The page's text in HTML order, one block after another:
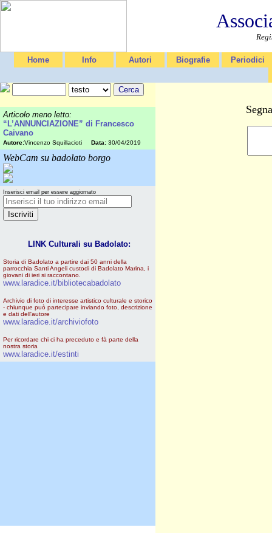
Home Info Autori Biografie Periodici
Articolo meno letto:
“L’ANNUNCIAZIONE” di Francesco
Caivano
Autore:Vincenzo Squillacioti Data: 30/04/2019
WebCam su badolato borgo
Inserisci email per essere aggiornato
LINK Culturali su Badolato:
Storia di Badolato a partire dai 50 anni della
parrocchia Santi Angeli custodi di Badolato Marina, i
giovani di ieri si raccontano.
www.laradice.it/bibliotecabadolato
Archivio di foto di interesse artistico culturale e storico
- chiunque può partecipare inviando foto, descrizione
e dati dell'autore
www.laradice.it/archiviofoto
Per ricordare chi ci ha preceduto e fà parte della
nostra storia
www.laradice.it/estinti